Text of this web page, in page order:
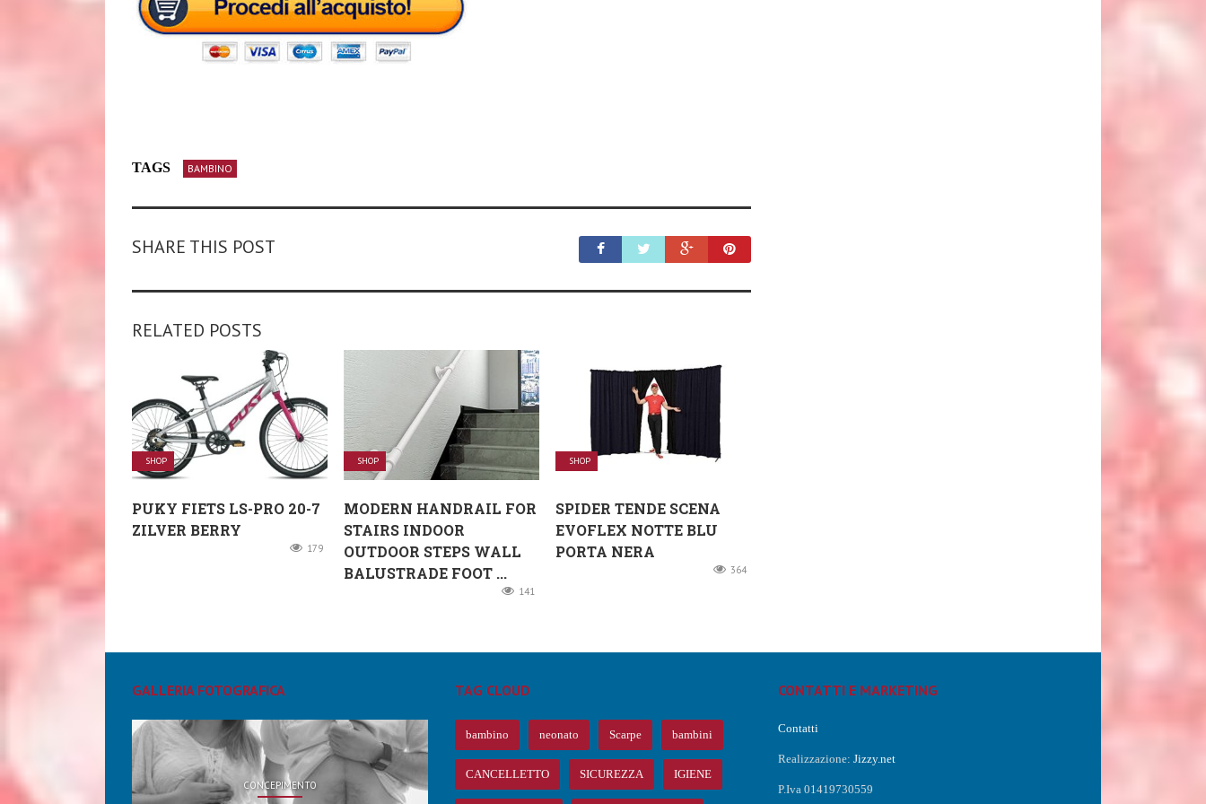
TAGS BAMBINO
SHARE THIS POST
RELATED POSTS
SHOP
PUKY FIETS LS-PRO 20-7
ZILVER BERRY
179
SHOP
MODERN HANDRAIL FOR
STAIRS INDOOR
OUTDOOR STEPS WALL
BALUSTRADE FOOT ...
141
SHOP
SPIDER TENDE SCENA
EVOFLEX NOTTE BLU
PORTA NERA
364
GALLERIA FOTOGRAFICA
CONCEPIMENTO
TAG CLOUD
bambino neonato Scarpe bambini
CANCELLETTO SICUREZZA IGIENE
CONTATTI E MARKETING
Contatti
Realizzazione: Jizzy.net
P.Iva 01419730559